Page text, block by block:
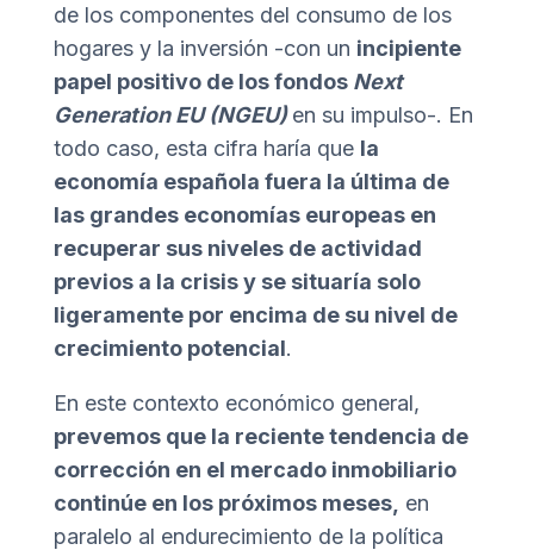
de los componentes del consumo de los
hogares y la inversión -con un incipiente
papel positivo de los fondos Next
Generation EU (NGEU) en su impulso-. En
todo caso, esta cifra haría que la
economía española fuera la última de
las grandes economías europeas en
recuperar sus niveles de actividad
previos a la crisis y se situaría solo
ligeramente por encima de su nivel de
crecimiento potencial.
En este contexto económico general,
prevemos que la reciente tendencia de
corrección en el mercado inmobiliario
continúe en los próximos meses, en
paralelo al endurecimiento de la política